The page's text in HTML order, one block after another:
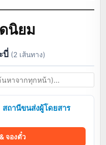
นิยม
บี่ (2 เส้นทาง)
สถานีขนส่งผู้โดยสาร
จองตั๋ว